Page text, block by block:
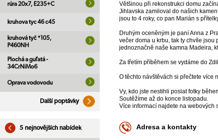
rúra 20x7, E235+C
kruhova tyc 46 c45
kruhová tyč *105,
P460NH
Plochá a guľatá -
34CrNiMo6
Oprava vodovodu
Další poptávky
5 nejnovějších nabídek
Většinou při rekonstrukci domu
Jihlavska zamiloval do našich
jsou to 4 roky, co pan Marián s
Druhým oceněným je paní Anna z
večer doma u krbu, tak ty chvíle
jednoznačně naše kamna Madeira,
Za třetím příběhem se vydáme do
O těchto návštěvách si přečtete více
Vy, kdo jste nestihli poslat fotky
Soutěžíme až do konce listopadu.
Více informací najdete na webových
Adresa a kontakty